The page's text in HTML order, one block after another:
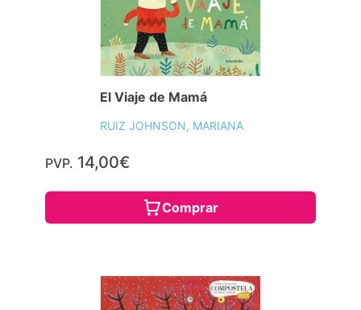
El Viaje de Mamá
RUIZ JOHNSON, MARIANA
PVP. 14,00€
Comprar